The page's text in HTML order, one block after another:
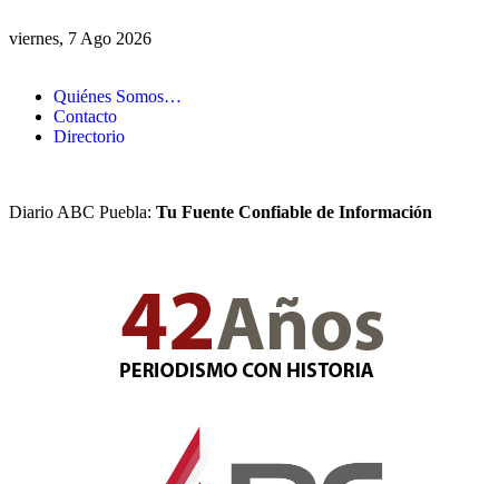
viernes, 7 Ago 2026
Quiénes Somos…
Contacto
Directorio
Diario ABC Puebla: Tu Fuente Confiable de Información